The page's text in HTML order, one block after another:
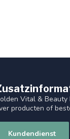
Vital & Beauty
producten of
Kundendienst